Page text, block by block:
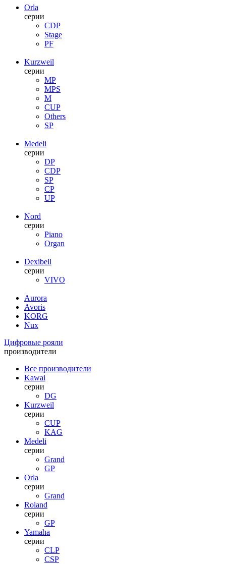
Orla
серии
CDP
Stage
PF
Kurzweil
серии
MP
MPS
M
CUP
Others
SP
Medeli
серии
DP
CDP
SP
CP
UP
Nord
серии
Piano
Organ
Dexibell
серии
VIVO
Aurora
Avoris
KORG
Nux
Цифровые рояли
производители
Все производители
Kawai
серии
DG
Kurzweil
серии
CUP
KAG
Medeli
серии
Grand
GP
Orla
серии
Grand
Roland
серии
GP
Yamaha
серии
CLP
CSP